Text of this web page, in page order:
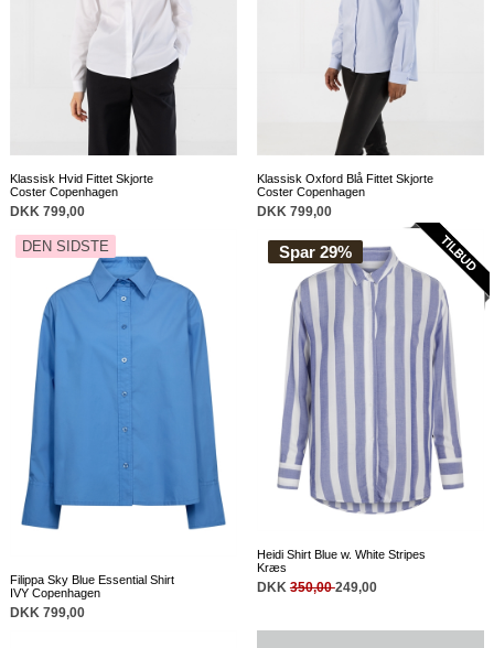
Klassisk Hvid Fittet Skjorte
Coster Copenhagen
DKK 799,00
Klassisk Oxford Blå Fittet Skjorte
Coster Copenhagen
DKK 799,00
DEN SIDSTE
Filippa Sky Blue Essential Shirt
IVY Copenhagen
DKK 799,00
Spar 29%
Heidi Shirt Blue w. White Stripes
Kræs
DKK 350,00249,00